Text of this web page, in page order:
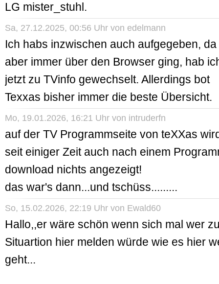
LG mister_stuhl.
Sa, 27.12.2025, 00:56 Uhr von edelmann
Ich habs inzwischen auch aufgegeben,
aber immer über den Browser ging, hab
jetzt zu TVinfo gewechselt. Allerdings bot
Texxas bisher immer die beste Übersicht.
Mo, 19.01.2026, 16:21 Uhr von intruderfn
auf der TV Programmseite von teXXas
seit einiger Zeit auch nach einem
download nichts angezeigt!
das war's dann...und tschüss.........
So, 15.02.2026, 22:19 Uhr von Ewald60
Hallo,,er wäre schön wenn sich mal wer
Situartion hier melden würde wie es hier
geht...